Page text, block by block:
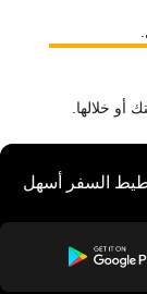
أو خلالها.
السفر أسهل